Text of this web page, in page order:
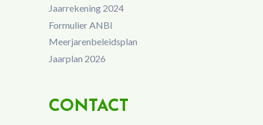
Jaarrekening 2024
Formulier ANBI
Meerjarenbeleidsplan
Jaarplan 2026
CONTACT